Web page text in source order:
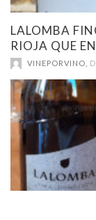
LALOMBA
RIOJA QUE
VINEPORVINO